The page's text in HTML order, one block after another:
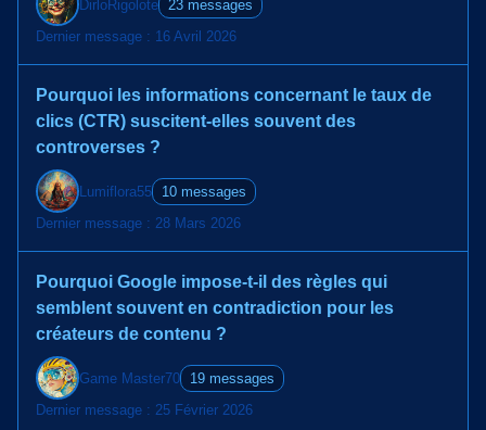
DirloRigolote
23 messages
Dernier message : 16 Avril 2026
Pourquoi les informations concernant le taux de
clics (CTR) suscitent-elles souvent des
controverses ?
Lumiflora55
10 messages
Dernier message : 28 Mars 2026
Pourquoi Google impose-t-il des règles qui
semblent souvent en contradiction pour les
créateurs de contenu ?
Game Master70
19 messages
Dernier message : 25 Février 2026